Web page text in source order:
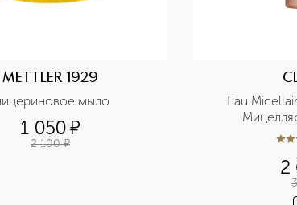
METTLER 1929
мыло
1 050¤
2 100 ¤
Eau
5из
2